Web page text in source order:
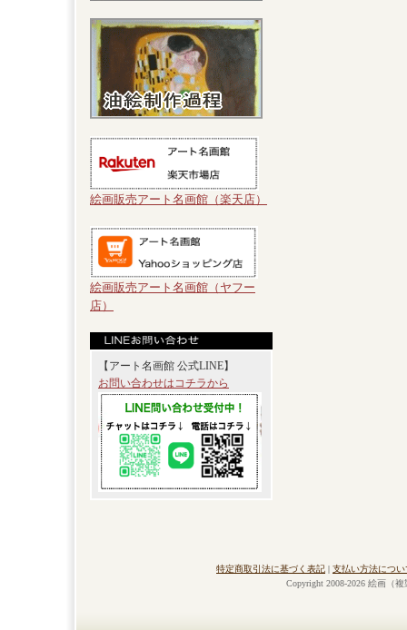
絵画販売アート名画館（楽天店）
絵画販売アート名画館（ヤフー
店）
【アート名画館 公式LINE】
お問い合わせはコチラから
特定商取引法に基づく表記 | 支払い方法につい
Copyright 2008-2026 絵画（